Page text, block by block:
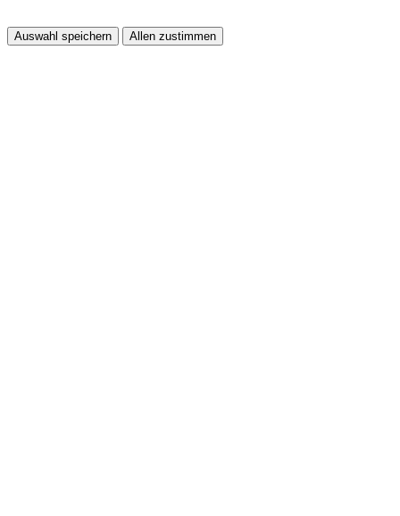
Auswahl speichern Allen zustimmen